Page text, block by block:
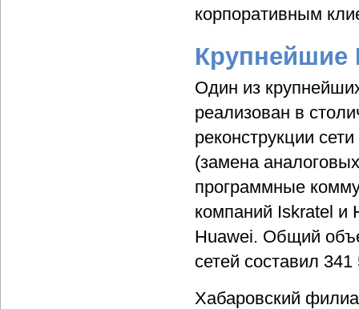
корпоративным
Крупнейшие
Один из
реализован в
реконструкции
(замена
программные
компаний Iskratel и
Huawei. Общий
сетей составил
Хабаровский